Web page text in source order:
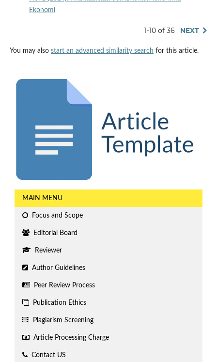
Ekonomi
1-10 of 36 NEXT
You may also start an advanced similarity search for this article.
MAIN MENU
Focus and Scope
Editorial Board
Reviewer
Author Guidelines
Peer Review Process
Publication Ethics
Plagiarism Screening
Article Processing Charge
Contact US